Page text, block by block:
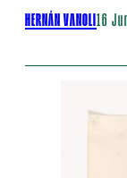
HERNÁN VANOLI16